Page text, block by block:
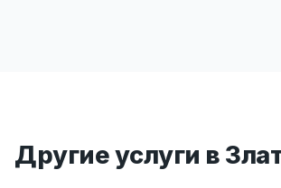
Другие услуги в